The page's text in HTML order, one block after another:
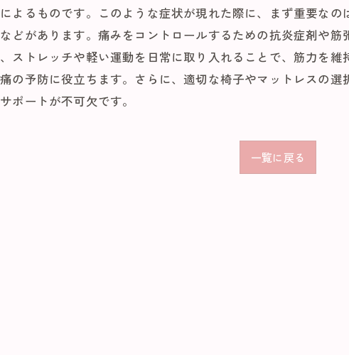
よるものです。このような症状が現れた際に、まず重要な
どがあります。痛みをコントロールするための抗炎症剤や
ストレッチや軽い運動を日常に取り入れることで、筋力を
の予防に役立ちます。さらに、適切な椅子やマットレスの
ポートが不可欠です。
一覧に戻る